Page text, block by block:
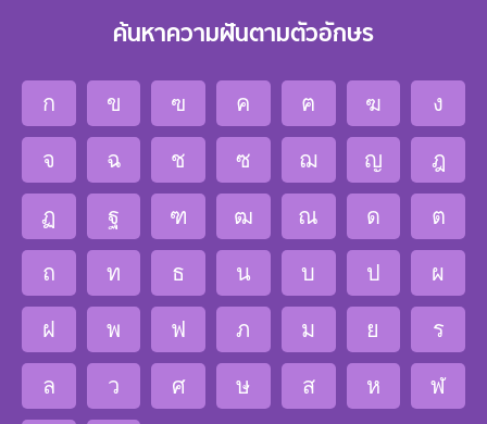
ค้นหาความฝันตามตัวอักษร
ก ข ฃ ค ฅ ฆ
ง
จ
ฉ ช ซ ฌ ญ
ฎ
ฏ
ฐ ฑ ฒ ณ ด
ต
ถ
ท ธ น บ ป
ผ
ฝ
พ ฟ ภ ม ย
ร
ล
ว ศ ษ ส ห
ฬ